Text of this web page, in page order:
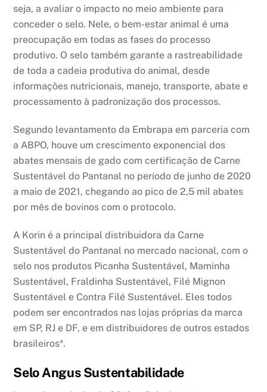
seja, a avaliar o impacto no meio ambiente para
conceder o selo. Nele, o bem-estar animal é uma
preocupação em todas as fases do processo
produtivo. O selo também garante a rastreabilidade
de toda a cadeia produtiva do animal, desde
informações nutricionais, manejo, transporte, abate e
processamento à padronização dos processos.
Segundo levantamento da Embrapa em parceria com
a ABPO, houve um crescimento exponencial dos
abates mensais de gado com certificação de Carne
Sustentável do Pantanal no período de junho de 2020
a maio de 2021, chegando ao pico de 2,5 mil abates
por mês de bovinos com o protocolo.
A Korin é a principal distribuidora da Carne
Sustentável do Pantanal no mercado nacional, com o
selo nos produtos Picanha Sustentável, Maminha
Sustentável, Fraldinha Sustentável, Filé Mignon
Sustentável e Contra Filé Sustentável. Eles todos
podem ser encontrados nas lojas próprias da marca
em SP, RJ e DF, e em distribuidores de outros estados
brasileiros*.
Selo Angus Sustentabilidade